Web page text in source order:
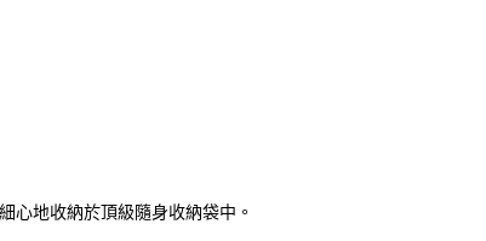
心地收納於頂級隨身收納袋中。